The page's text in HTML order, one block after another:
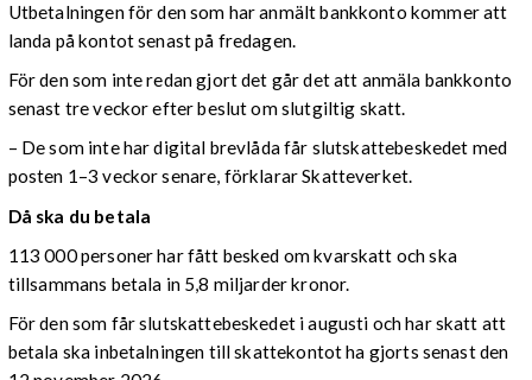
Utbetalningen för den som har anmält bankkonto kommer att
landa på kontot senast på fredagen.
För den som inte redan gjort det går det att anmäla bankkonto
senast tre veckor efter beslut om slutgiltig skatt.
– De som inte har digital brevlåda får slutskattebeskedet med
posten 1–3 veckor senare, förklarar Skatteverket.
Då ska du betala
113 000 personer har fått besked om kvarskatt och ska
tillsammans betala in 5,8 miljarder kronor.
För den som får slutskattebeskedet i augusti och har skatt att
betala ska inbetalningen till skattekontot ha gjorts senast den